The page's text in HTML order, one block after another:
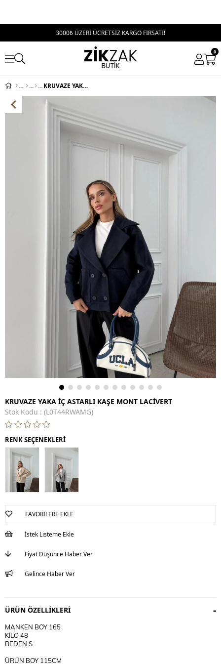
3000₺ ÜZERİ ÜCRETSİZ KARGO FIRSATI!
0
KRUVAZE YAKA İÇ ASTARLI KAŞE MONT LACİVERT
KRUVAZE YAKA İÇ ASTARLI KAŞE MONT LACİVERT
Stok Kodu
(L0T44RWAMG)
RENK SEÇENEKLERİ
FAVORILERE EKLE
İstek Listeme Ekle
Fiyat Düşünce Haber Ver
Gelince Haber Ver
ÜRÜN ÖZELLIKLERI
MANKEN BOY 165
KİLO 48
BEDEN S
ÜRÜN BOY 115CM